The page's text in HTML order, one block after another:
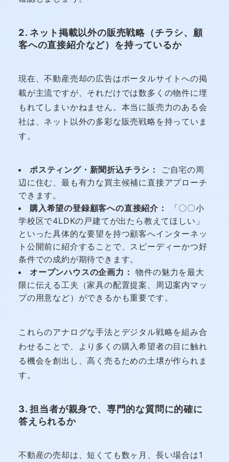
2. ネット掲載以外の販売戦略（チラシ、顧
客への直接紹介など）を持っているか
現在、不動産売却の広告はポータルサイトへの掲
載が主流ですが、それだけでは数多くの物件に埋
もれてしまいかねません。本当に販売力のある会
社は、ネット以外の多彩な販売戦略を持っていま
す。
ポスティング・新聞折込チラシ：
ご自宅の周
辺に住む、最も有力な買主候補に直接アプローチ
できます。
購入希望の登録顧客への直接紹介：
「〇〇小
学校区で4LDKの戸建てが出たら教えてほしい」
といった具体的な要望を持つ顧客へインターネッ
ト公開前に紹介することで、スピーディーかつ好
条件での成約が期待できます。
オープンハウスの企画力： 物件の魅力を最大
限に伝える工夫（家具の配置提案、周辺案内マッ
プの用意など）ができるかも重要です。
これらのアナログな手法とデジタル戦略を組み合
わせることで、より多くの購入希望者の目に触れ
る機会を創出し、高く売るための土壌が作られま
す。
3. 担当者が親身で、専門的な質問に的確に
答えられるか
不動産の売却は、短くても数ヶ月、長い場合は1